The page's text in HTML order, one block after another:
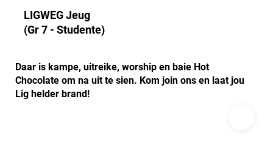
Daar is kampe, uitreike, worship en baie Hot
Chocolate om na uit te sien. Kom join ons en laat jou
Lig helder brand!
LIGWEG Jeug
(Gr 7 - Studente)